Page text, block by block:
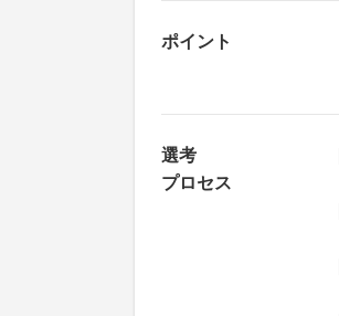
ポイント
選考
プロセス